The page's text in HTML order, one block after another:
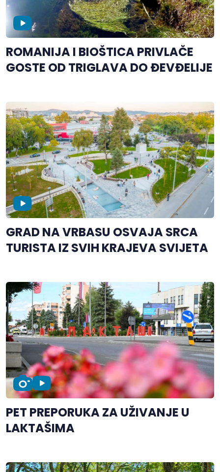
ROMANIJA I BIOŠTICA PRIVLAČE
GOSTE OD TRIGLAVA DO ĐEVĐELIJE
GRAD NA VRBASU OSVAJA SRCA
TURISTA IZ SVIH KRAJEVA SVIJETA
PET PREPORUKA ZA UŽIVANJE U
LAKTAŠIMA